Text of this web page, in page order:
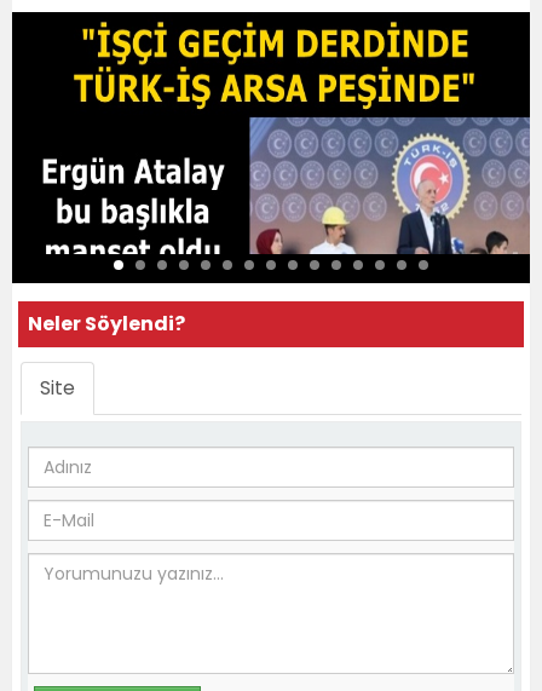
Neler Söylendi?
Site